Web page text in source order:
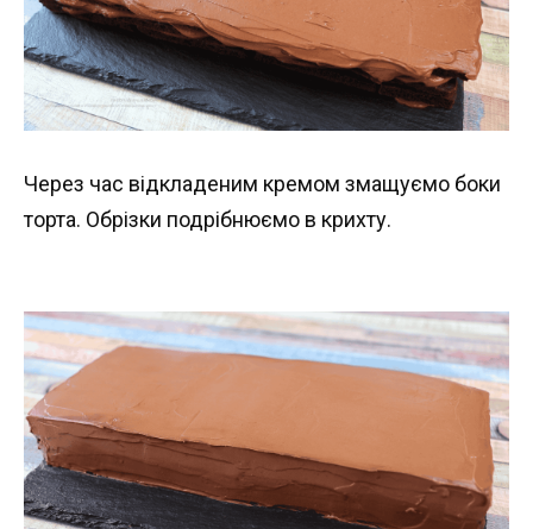
Через час відкладеним кремом змащуємо боки
торта. Обрізки подрібнюємо в крихту.